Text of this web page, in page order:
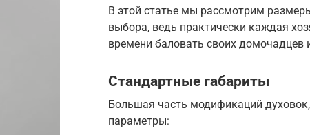
В этой статье мы рассмотрим
выбора, ведь практически каждая
времени баловать своих
Стандартные габариты
Большая часть модификаций
параметры: